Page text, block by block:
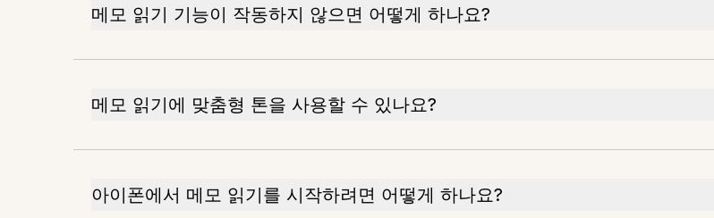
메모 읽기 기능이 작동하지 않으면 어떻게 하나요?
메모 읽기에 맞춤형 톤을 사용할 수 있나요?
아이폰에서 메모 읽기를 시작하려면 어떻게 하나요?